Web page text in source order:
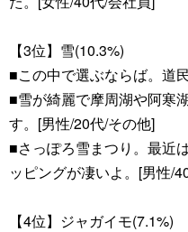
【3位】雪(10.3%)
■この中で選ぶならば。道
■雪が綺麗で摩周湖や阿寒
す。[男性/20代/その他]
■さっぽろ雪まつり。最近
ッピングが凄いよ。[男性/
【4位】ジャガイモ(7.1%)